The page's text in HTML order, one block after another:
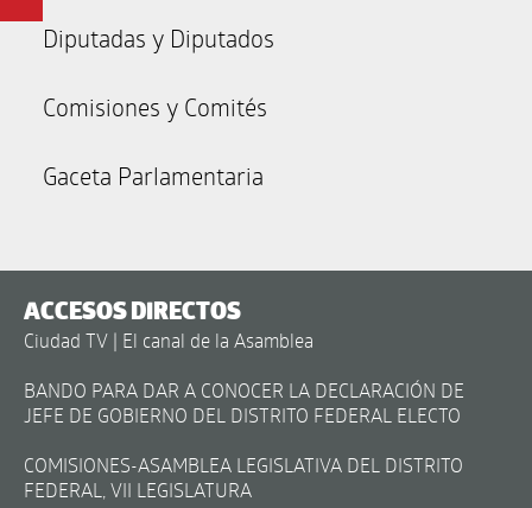
Diputadas y Diputados
Comisiones y Comités
Gaceta Parlamentaria
ACCESOS DIRECTOS
Ciudad TV | El canal de la Asamblea
BANDO PARA DAR A CONOCER LA DECLARACIÓN DE
JEFE DE GOBIERNO DEL DISTRITO FEDERAL ELECTO
COMISIONES-ASAMBLEA LEGISLATIVA DEL DISTRITO
FEDERAL, VII LEGISLATURA